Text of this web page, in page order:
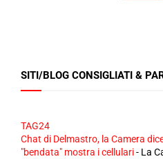
SITI/BLOG CONSIGLIATI &
TAG24
Chat di Delmastro, la Camera
"bendata" mostra i cellulari- La